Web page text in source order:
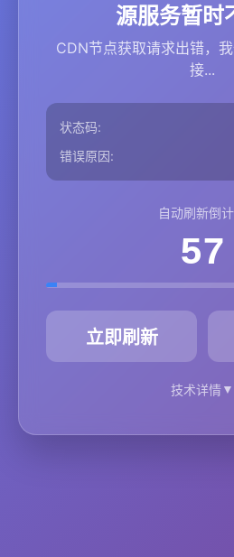
源服务暂时
CDN节点获取请求出错，
接...
状态码:
错误原因:
自动刷新倒
57
立即刷新
技术详情▼